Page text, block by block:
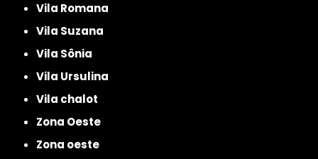
Vila Romana
Vila Suzana
Vila Sônia
Vila Ursulina
Vila chalot
Zona Oeste
Zona oeste